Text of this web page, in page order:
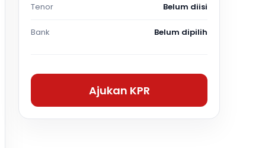
Tenor Belum diisi
Bank Belum dipilih
Ajukan KPR